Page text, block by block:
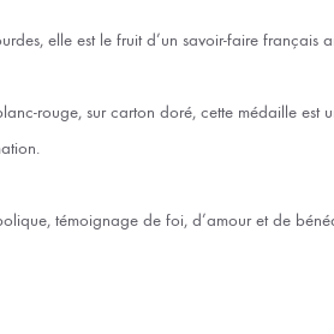
elle est le fruit d’un savoir-faire français
rouge, sur carton doré, cette médaille
témoignage de foi, d’amour et de